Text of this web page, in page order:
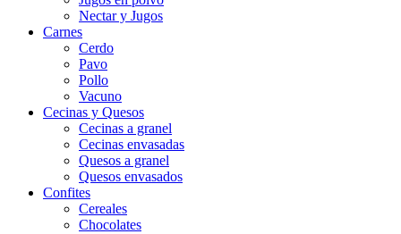
Nectar y Jugos
Carnes
Cerdo
Pavo
Pollo
Vacuno
Cecinas y Quesos
Cecinas a granel
Cecinas envasadas
Quesos a granel
Quesos envasados
Confites
Cereales
Chocolates